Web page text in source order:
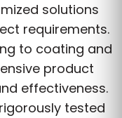
solutions
requirements.
to coating and
product
effectiveness.
tested